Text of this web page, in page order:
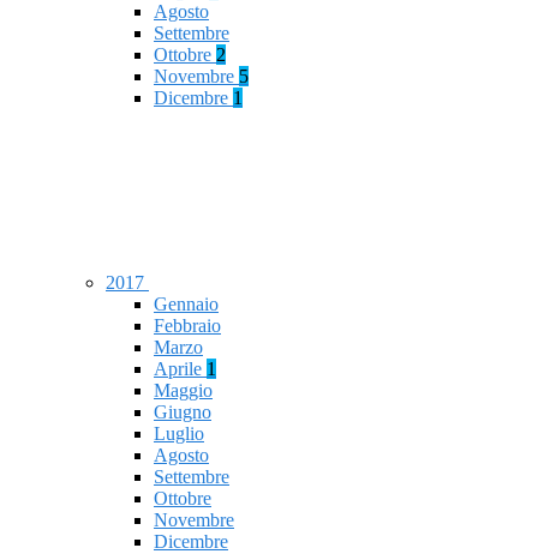
Agosto
Settembre
Ottobre 2
Novembre 5
Dicembre 1
2017
Gennaio
Febbraio
Marzo
Aprile 1
Maggio
Giugno
Luglio
Agosto
Settembre
Ottobre
Novembre
Dicembre